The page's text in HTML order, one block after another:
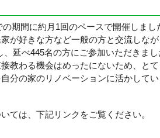
期間に約月1回のペースで開催しまし
が好きな方など一般の方と交流しな
延べ445名の方にご参加いただきま
教わる機会はめったにないため、と
分の家のリノベーションに活かして
ては、下記リンクをご覧ください。